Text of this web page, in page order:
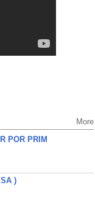
More
POR PRIM
)